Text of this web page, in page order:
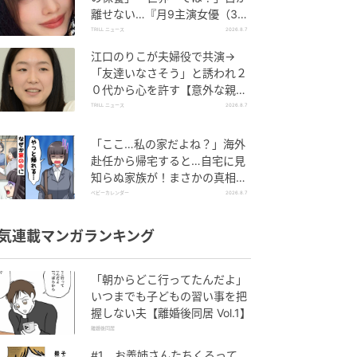
離せない…『月9主演女優（34
歳）』“極上”美ショットがすご
TRILL ニュース 2026.8.7
江口のりこが夫婦役で共演→
「友達いなさそう」と誘われ２
０代から心を許す【意外な親友
芸人】とは？
TRILL ニュース 2026.8.7
「ここ…私の家だよね？」海外
赴任から帰宅すると…自宅に見
知らぬ家族が！まさかの真相と
は！？
ベビーカレンダー 2026.8.7
連載マンガランキング
「朝からどこ行ってたんだよ」
いつまでも子どもの習い事を把
握しない夫【離婚後同居 Vol.1】
離婚後同居